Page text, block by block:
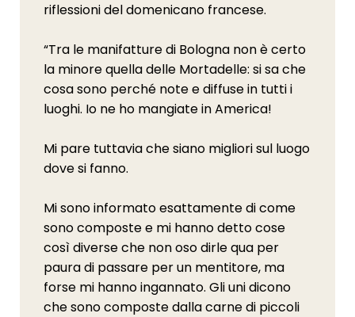
riflessioni del domenicano francese.
“Tra le manifatture di Bologna non è certo
la minore quella delle Mortadelle: si sa che
cosa sono perché note e diffuse in tutti i
luoghi. Io ne ho mangiate in America!
Mi pare tuttavia che siano migliori sul luogo
dove si fanno.
Mi sono informato esattamente di come
sono composte e mi hanno detto cose
così diverse che non oso dirle qua per
paura di passare per un mentitore, ma
forse mi hanno ingannato. Gli uni dicono
che sono composte dalla carne di piccoli